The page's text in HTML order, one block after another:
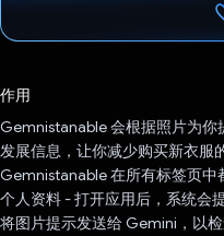
作用
Gemnistanable 会根据照片为你
发展信息，让你减少购买新衣服
Gemnistanable 在所有标签页中
个人资料 - 打开应用后，系统会
将图片提示发送给 Gemini，以